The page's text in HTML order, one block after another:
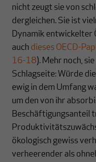
nicht zeugt sie von
dergleichen. Sie ist
Dynamik entwickelter
auch dieses OECD-
16-18). Mehr noch,
Schlagseite: Würde
ewig in dem Umfang
um den von ihr
Beschäftigungsanteil
ökologisch gewiss
verheerender als